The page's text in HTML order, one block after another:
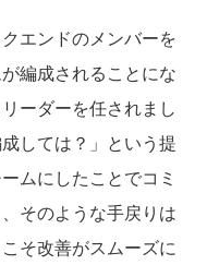
エンドのメンバーを
編成されることにな
ーダーを任されまし
しては？」という提
ムにしたことでコミ
そのような手戻りは
そ改善がスムーズに